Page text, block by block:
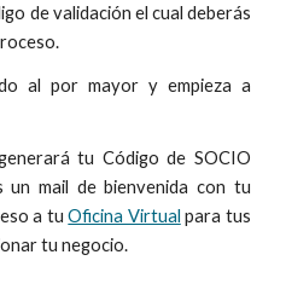
de validación el cual deberás
al por mayor y empieza a
tu Código de SOCIO
un mail de bienvenida con tu
a tuOficina Virtual para tus
tu negocio.